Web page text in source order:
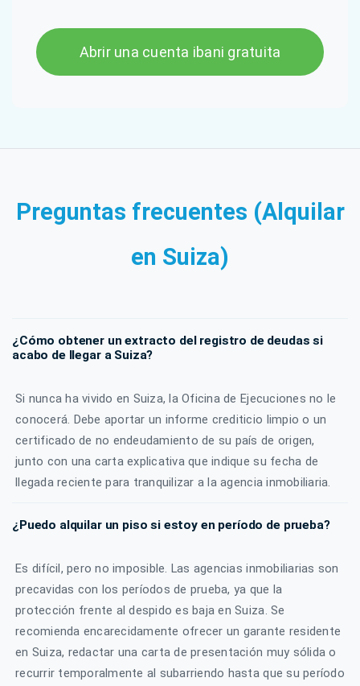
Abrir una cuenta ibani gratuita
Preguntas frecuentes (Alquilar
en Suiza)
¿Cómo obtener un extracto del registro de deudas si
acabo de llegar a Suiza?
Si nunca ha vivido en Suiza, la Oficina de Ejecuciones no le
conocerá. Debe aportar un informe crediticio limpio o un
certificado de no endeudamiento de su país de origen,
junto con una carta explicativa que indique su fecha de
llegada reciente para tranquilizar a la agencia inmobiliaria.
¿Puedo alquilar un piso si estoy en período de prueba?
Es difícil, pero no imposible. Las agencias inmobiliarias son
precavidas con los períodos de prueba, ya que la
protección frente al despido es baja en Suiza. Se
recomienda encarecidamente ofrecer un garante residente
en Suiza, redactar una carta de presentación muy sólida o
recurrir temporalmente al subarriendo hasta que su período